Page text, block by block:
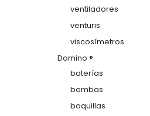
ventiladores
venturis
viscosímetros
Domino ®
baterías
bombas
boquillas